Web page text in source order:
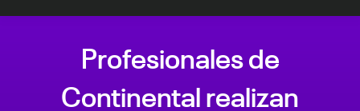
Profesionales de
Continental realizan